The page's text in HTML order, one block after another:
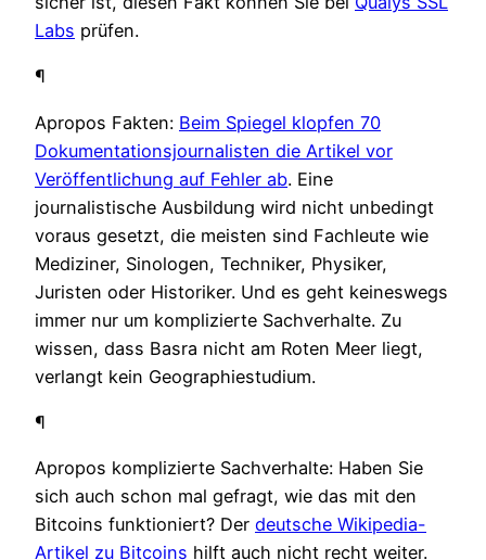
Labs prüfen.
¶
Apropos Fakten: Beim Spiegel klopfen 70
Dokumentationsjournalisten die Artikel vor
Veröffentlichung auf Fehler ab. Eine
journalistische Ausbildung wird nicht unbedingt
voraus gesetzt, die meisten sind Fachleute wie
Mediziner, Sinologen, Techniker, Physiker,
Juristen oder Historiker. Und es geht keineswegs
immer nur um komplizierte Sachverhalte. Zu
wissen, dass Basra nicht am Roten Meer liegt,
verlangt kein Geographiestudium.
¶
Apropos komplizierte Sachverhalte: Haben Sie
sich auch schon mal gefragt, wie das mit den
Bitcoins funktioniert? Der deutsche Wikipedia-
Artikel zu Bitcoins hilft auch nicht recht weiter.